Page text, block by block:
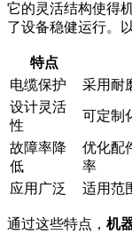
它的灵活结构使得
了设备稳健运行。
特点
电缆保护
采用耐
设计灵活
性
可定制
故障率降
低
优化配
率
应用广泛
适用范
通过这些特点， 机